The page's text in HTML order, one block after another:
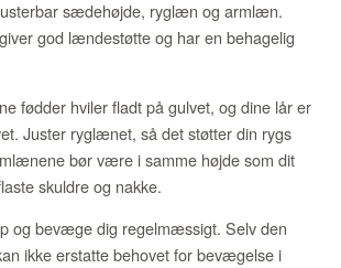
sædehøjde, ryglæn og armlæn.
god lændestøtte og har en behagelig
fødder hviler fladt på gulvet, og dine lår er
Juster ryglænet, så det støtter din rygs
bør være i samme højde som dit
skuldre og nakke.
og bevæge dig regelmæssigt. Selv den
ikke erstatte behovet for bevægelse i